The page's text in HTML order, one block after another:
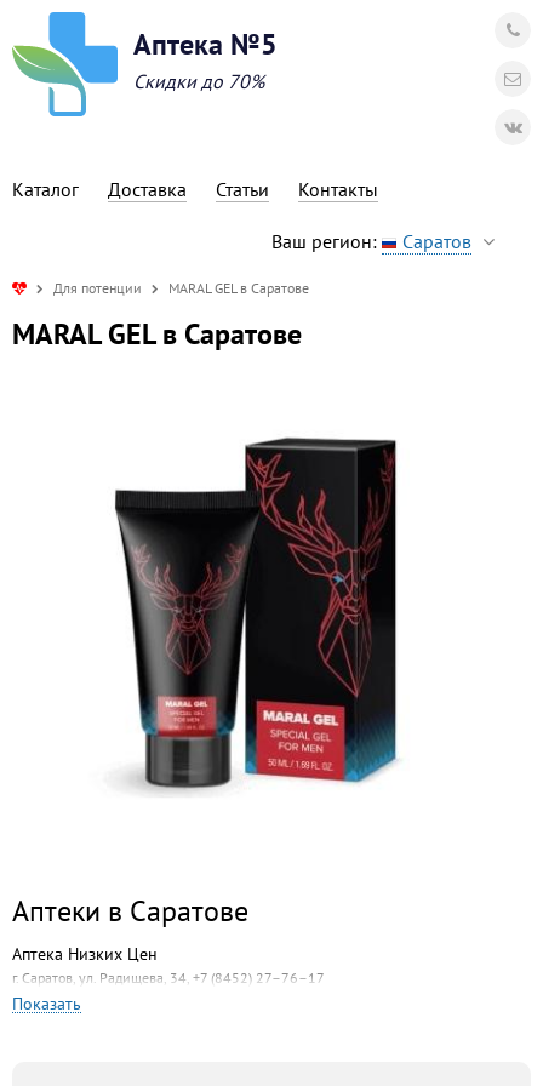
Аптека №5
Скидки до 70%
Каталог Доставка Статьи Контакты
Ваш регион: Саратов
Для потенции MARAL GEL в Саратове
MARAL GEL в Саратове
Аптеки в Саратове
Аптека Низких Цен
г. Саратов, ул. Радищева, 34, +7 (8452) 27–76–17
Аптека на Московской
Показать